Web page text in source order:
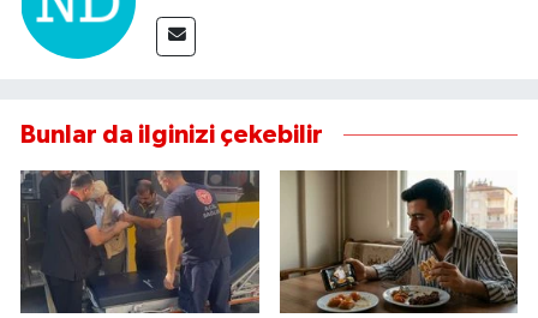
Bunlar da ilginizi çekebilir